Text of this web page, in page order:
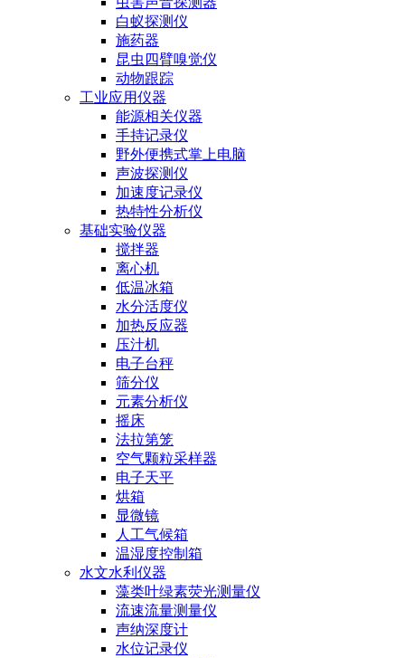
白蚁探测仪
施药器
昆虫四臂嗅觉仪
动物跟踪
工业应用仪器
能源相关仪器
手持记录仪
野外便携式掌上电脑
声波探测仪
加速度记录仪
热特性分析仪
基础实验仪器
搅拌器
离心机
低温冰箱
水分活度仪
加热反应器
压汁机
电子台秤
筛分仪
元素分析仪
摇床
法拉第笼
空气颗粒采样器
电子天平
烘箱
显微镜
人工气候箱
温湿度控制箱
水文水利仪器
藻类叶绿素荧光测量仪
流速流量测量仪
声纳深度计
水位记录仪